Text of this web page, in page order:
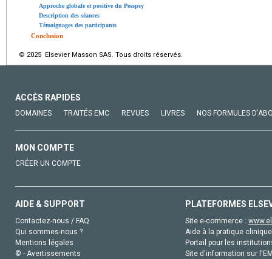
Approche globale et positive du Pesspsy
Description des séances
Témoignages des participants
Conclusion
© 2025 Elsevier Masson SAS. Tous droits réservés.
ACCÈS RAPIDES
DOMAINES TRAITÉS EMC REVUES LIVRES NOS FORMULES
MON COMPTE
CRÉER UN COMPTE
AIDE & SUPPORT
Contactez-nous / FAQ
Qui sommes-nous ?
Mentions légales
© - Avertissements
PLATEFORMES
Site e-commerce :
Aide à la pratique
Portail pour les
Site d'information sur